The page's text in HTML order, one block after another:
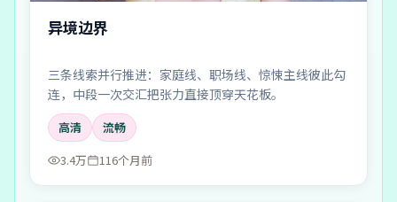
异境边界
三条线索并行推进：家庭线、职场线、惊悚主线彼此勾
连，中段一次交汇把张力直接顶穿天花板。
高清
流畅
3.4万
116个月前